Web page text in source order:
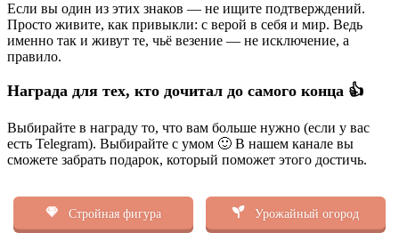
Если вы один из этих знаков — не ищите подтверждений.
Просто живите, как привыкли: с верой в себя и мир. Ведь
именно так и живут те, чьё везение — не исключение, а
правило.
Награда для тех, кто дочитал до самого конца 👍
Выбирайте в награду то, что вам больше нужно (если у вас
есть Telegram). Выбирайте с умом 🙂 В нашем канале вы
сможете забрать подарок, который поможет этого достичь.
Стройная фигура Урожайный огород